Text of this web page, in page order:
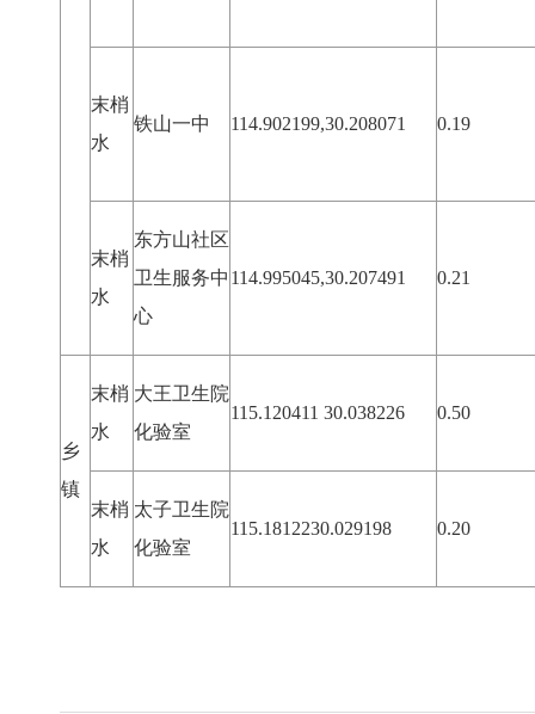
末梢
水
铁山一中 114.902199,30.208071 0.19
末梢
水
东方山社区
卫生服务中
心
114.995045,30.207491 0.21
乡
镇
末梢
水
大王卫生院
化验室
115.120411 30.038226 0.50
末梢
水
太子卫生院
化验室
115.1812230.029198 0.20